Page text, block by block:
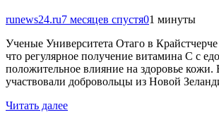
runews24.ru7 месяцев спустя01 минуты
Ученые Университета Отаго в
что регулярное получение витамина С с
положительное влияние на здоровье кожи.
участвовали добровольцы из Новой
Читать далее